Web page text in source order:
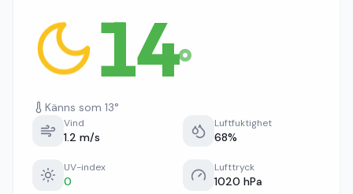
14°
Känns som 13°
Vind
1.2 m/s
Luftfuktighet
68%
UV-index
0
Lufttryck
1020 hPa